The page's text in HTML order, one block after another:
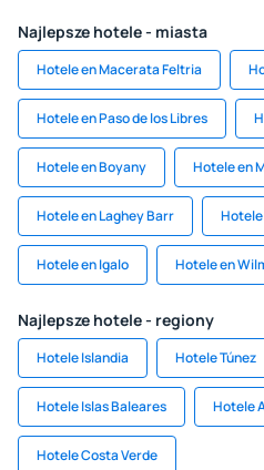
Najlepsze hotele - miasta
Hotele en Macerata Feltria
Hotele en Paso de los Libres
Hotele en Boyany Hotele en
Hotele en Laghey Barr
Hotele en Igalo Hotele en
Najlepsze hotele - regiony
Hotele Islandia Hotele Túnez
Hotele Islas Baleares Hotele
Hotele Costa Verde